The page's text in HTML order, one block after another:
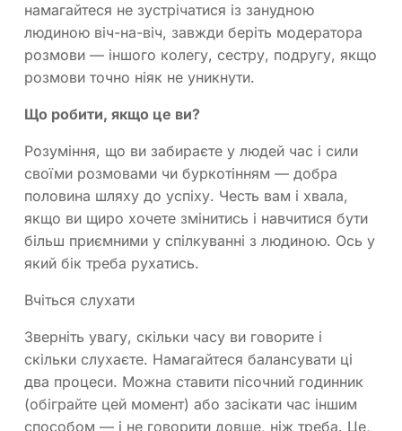
намагайтеся не зустрічатися із занудною
людиною віч-на-віч, завжди беріть модератора
розмови — іншого колегу, сестру, подругу, якщо
розмови точно ніяк не уникнути.
Що робити, якщо це ви?
Розуміння, що ви забираєте у людей час і сили
своїми розмовами чи буркотінням — добра
половина шляху до успіху. Честь вам і хвала,
якщо ви щиро хочете змінитись і навчитися бути
більш приємними у спілкуванні з людиною. Ось у
який бік треба рухатись.
Вчіться слухати
Зверніть увагу, скільки часу ви говорите і
скільки слухаєте. Намагайтеся балансувати ці
два процеси. Можна ставити пісочний годинник
(обіграйте цей момент) або засікати час іншим
способом — і не говорити довше, ніж треба. Це,